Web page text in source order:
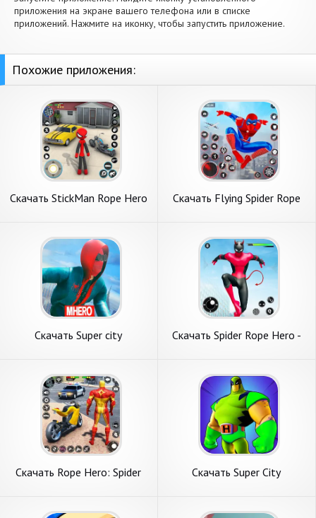
приложения на экране вашего телефона или в списке
приложений. Нажмите на иконку, чтобы запустить приложение.
Похожие приложения:
Скачать StickMan Rope Hero
Андроид
Скачать Flying Spider Rope
Андроид
Скачать Super city
Андроид
Скачать Spider Rope Hero -
Андроид
Скачать Rope Hero: Spider
Андроид
Скачать Super City
Андроид